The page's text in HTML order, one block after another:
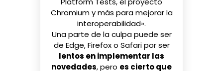
Chromium y más para mejorar la
interoperabilidad».
Una parte de la culpa puede ser
de Edge, Firefox o Safari por ser
lentos en implementar las
novedades, pero es cierto que